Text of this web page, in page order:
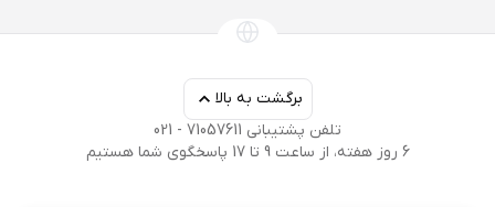
تلفن پشتیبانی 71057611 - 021
6 روز هفته، از ساعت 9 تا 17 پاسخگوی شما هستیم
برگشت به بالا